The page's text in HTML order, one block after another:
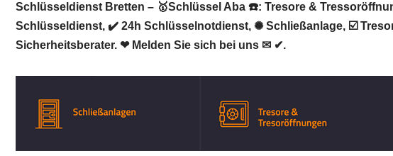
Schlüsseldienst Bretten – 🥇Schlüssel Aba ☎️: Tresore &
Schlüsseldienst, ✔️ 24h Schlüsselnotdienst, ✺ Schließanlage, ☑️
Sicherheitsberater. ❤ Melden Sie sich bei uns ✉ ✔.